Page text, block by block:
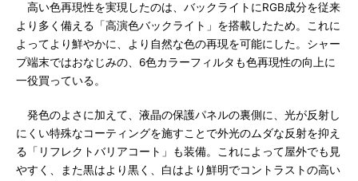
高い色再現性を実現したのは、バックライトにRGB成分を従来
より多く備える「高演色バックライト」を搭載したため。これに
よってより鮮やかに、より自然な色の再現を可能にした。シャー
プ端末ではおなじみの、6色カラーフィルタも色再現性の向上に
一役買っている。
発色のよさに加えて、液晶の保護パネルの裏側に、光が反射し
にくい特殊なコーティングを施すことで外光のムダな反射を抑え
る「リフレクトバリアコート」も装備。これによって屋外でも見
やすく、また黒はより黒く、白はより鮮明でコントラストの高い